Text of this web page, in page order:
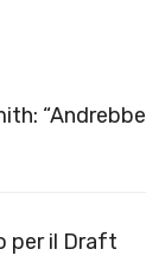
“Andrebbe
per il Draft